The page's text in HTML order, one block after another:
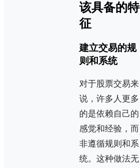
该具备的特
征
建立交易的规
则和系统
对于股票交易来
说，许多人更多
的是依赖自己的
感觉和经验，而
非遵循规则和系
统。这种做法无